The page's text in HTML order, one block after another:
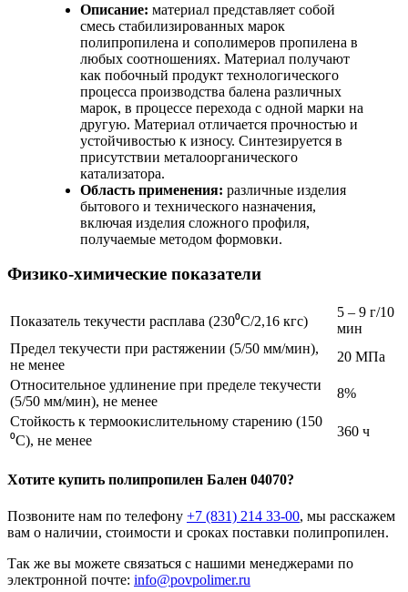
Описание: материал представляет собой
смесь стабилизированных марок
полипропилена и сополимеров пропилена в
любых соотношениях. Материал получают
как побочный продукт технологического
процесса производства балена различных
марок, в процессе перехода с одной марки на
другую. Материал отличается прочностью и
устойчивостью к износу. Синтезируется в
присутствии металоорганического
катализатора.
Область применения: различные изделия
бытового и технического назначения,
включая изделия сложного профиля,
получаемые методом формовки.
Физико-химические показатели
Показатель текучести расплава (230⁰С/2,16 кгс)
5 – 9 г/10
мин
Предел текучести при растяжении (5/50 мм/мин),
не менее
20 МПа
Относительное удлинение при пределе текучести
(5/50 мм/мин), не менее
8%
Стойкость к термоокислительному старению (150
⁰С), не менее
360 ч
Хотите купить полипропилен Бален 04070?
Позвоните нам по телефону +7 (831) 214 33-00, мы расскажем
вам о наличии, стоимости и сроках поставки полипропилен.
Так же вы можете связаться с нашими менеджерами по
электронной почте: info@povpolimer.ru